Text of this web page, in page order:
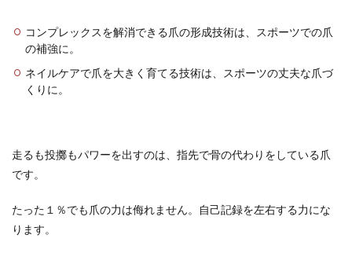
コンプレックスを解消できる爪の形成技術は、スポーツでの爪
の補強に。
ネイルケアで爪を大きく育てる技術は、スポーツの丈夫な爪づ
くりに。
走るも投擲もパワーを出すのは、指先で骨の代わりをしている爪
です。
たった１％でも爪の力は侮れません。自己記録を左右する力にな
ります。